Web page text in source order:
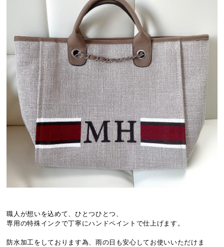
職人が想いを込めて、ひとつひとつ、
専用の特殊インクで丁寧にハンドペイントで仕上げます。
防水加工をしております為、雨の日も安心してお使いいただけま